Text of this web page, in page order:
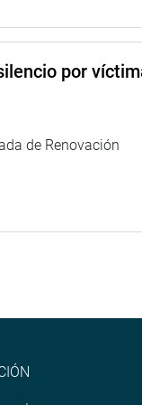
por
de Renovación